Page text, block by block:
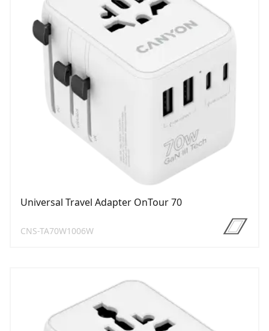
Universal Travel Adapter OnTour 70
CNS-TA70W1006W